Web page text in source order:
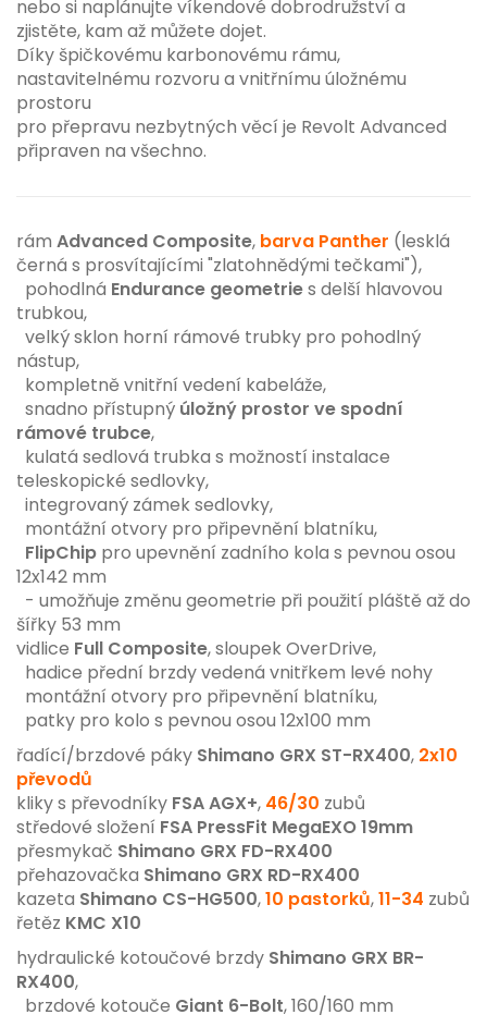
nebo si naplánujte víkendové dobrodružství a
zjistěte, kam až můžete dojet.
Díky špičkovému karbonovému rámu,
nastavitelnému rozvoru a vnitřnímu úložnému
prostoru
pro přepravu nezbytných věcí je Revolt Advanced
připraven na všechno.
rám Advanced Composite, barva Panther (lesklá
černá s prosvítajícími "zlatohnědými tečkami"),
pohodlná Endurance geometries delší hlavovou
trubkou,
velký sklon horní rámové trubky pro pohodlný
nástup,
kompletně vnitřní vedení kabeláže,
snadno přístupný úložný prostor ve spodní
rámové trubce,
kulatá sedlová trubka s možností instalace
teleskopické sedlovky,
integrovaný zámek sedlovky,
montážní otvory pro připevnění blatníku,
FlipChip pro upevnění zadního kola s pevnou osou
12x142 mm
- umožňuje změnu geometrie při použití pláště až do
šířky 53 mm
vidlice Full Composite,sloupek OverDrive,
hadice přední brzdy vedená vnitřkem levé nohy
montážní otvory pro připevnění blatníku,
patky pro kolo s pevnou osou 12x100 mm
řadící/brzdové páky Shimano GRX ST-RX400, 2x10
převodů
kliky s převodníky FSA AGX+, 46/30 zubů
středové složení FSA PressFit MegaEXO 19mm
přesmykač Shimano GRX FD-RX400
přehazovačka Shimano GRX RD-RX400
kazeta Shimano CS-HG500,10 pastorků,11-34 zubů
řetěz KMC X10
hydraulické kotoučové brzdy Shimano GRX BR-
RX400,
brzdové kotouče Giant 6-Bolt, 160/160 mm